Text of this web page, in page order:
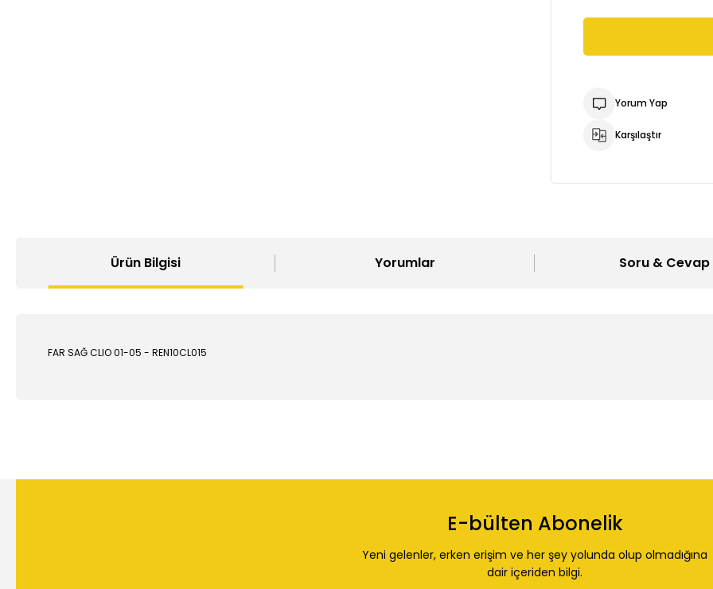
Yorum Yap
Karşılaştır
Ürün Bilgisi Yorumlar Soru & Cevap
FAR SAĞ CLIO 01-05 - REN10CL015
Görüş ve önerileriniz için teşekkür ederiz.
E-bülten Abonelik
Yeni gelenler, erken erişim ve her şey yolunda olup olmadığına
dair içeriden bilgi.